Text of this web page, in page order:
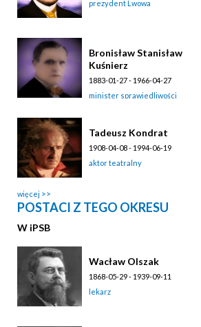
prezydent Lwowa
Bronisław Stanisław
Kuśnierz
1883-01-27 - 1966-04-27
minister sprawiedliwości
Tadeusz Kondrat
1908-04-08 - 1994-06-19
aktor teatralny
więcej
POSTACI Z TEGO OKRESU
W iPSB
Wacław Olszak
1868-05-29 - 1939-09-11
lekarz